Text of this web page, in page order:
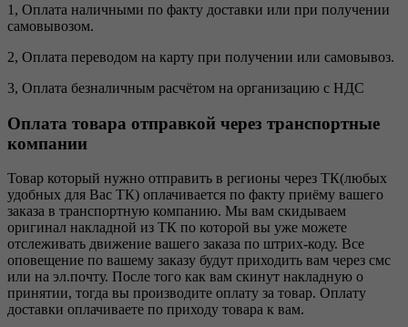
1, Оплата наличными по факту доставки или при получении
самовывозом.
2, Оплата переводом на карту при получении или самовывоз.
3, Оплата безналичным расчётом на организацию с НДС
Оплата товара отправкой через транспортные
компании
Товар который нужно отправить в регионы через ТК(любых
удобных для Вас ТК) оплачивается по факту приёму вашего
заказа в транспортную компанию. Мы вам скидываем
оригинал накладной из ТК по которой вы уже можете
отслеживать движение вашего заказа по штрих-коду. Все
оповещение по вашему заказу будут приходить вам через смс
или на эл.почту. После того как вам скинут накладную о
принятии, тогда вы производите оплату за товар. Оплату
доставки оплачиваете по приходу товара к вам.